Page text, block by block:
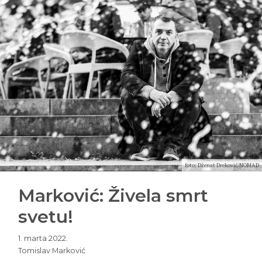
foto: Dženat Dreković/NOMAD
Marković: Živela smrt
svetu!
1. marta 2022.
Tomislav Marković